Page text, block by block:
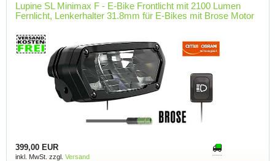
Lupine SL Minimax F - E-Bike Frontlicht mit 2100 Lumen
Fernlicht, Lenkerhalter 31.8mm für E-Bikes mit Brose Motor
399,00 EUR
inkl. MwSt. zzgl. Versand